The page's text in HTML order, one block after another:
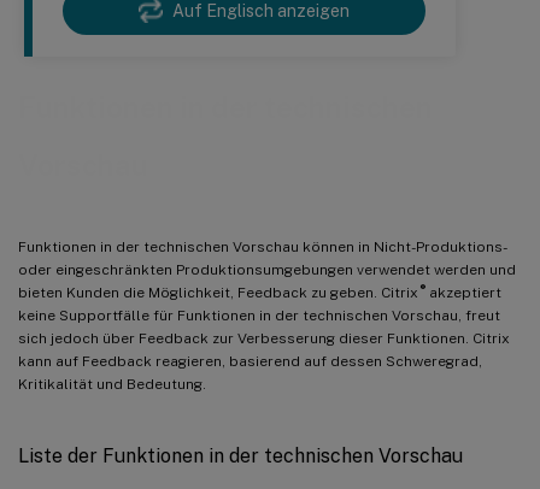
Auf Englisch anzeigen
Funktionen in der technischen Vorschau können in Nicht-Produktions-
oder eingeschränkten Produktionsumgebungen verwendet werden und
bieten Kunden die Möglichkeit, Feedback zu geben. Citrix ®akzeptiert
keine Supportfälle für Funktionen in der technischen Vorschau, freut
sich jedoch über Feedback zur Verbesserung dieser Funktionen. Citrix
kann auf Feedback reagieren, basierend auf dessen Schweregrad,
Kritikalität und Bedeutung.
Liste der Funktionen in der technischen Vorschau